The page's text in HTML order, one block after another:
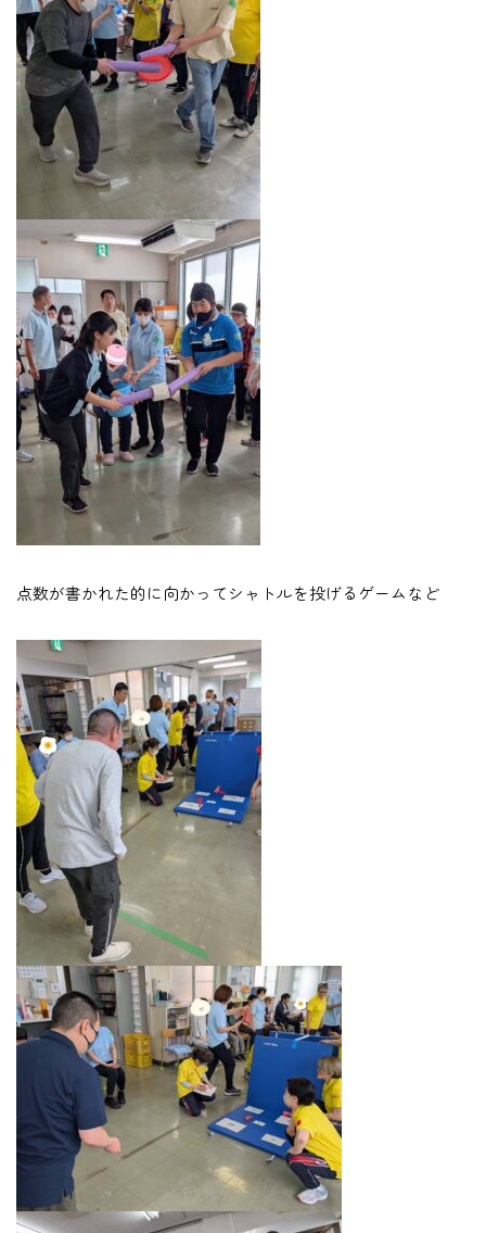
点数が書かれた的に向かってシャトルを投げるゲームなど